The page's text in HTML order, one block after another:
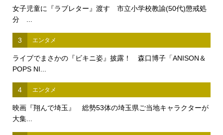
女子児童に『ラブレター』渡す 市立小学校教諭(50代)懲戒処
分 ...
3 エンタメ
ライブでまさかの『ビキニ姿』披露！ 森口博子「ANISON＆
POPS NI...
4 エンタメ
映画『翔んで埼玉』 総勢53体の埼玉県ご当地キャラクターが
大集...